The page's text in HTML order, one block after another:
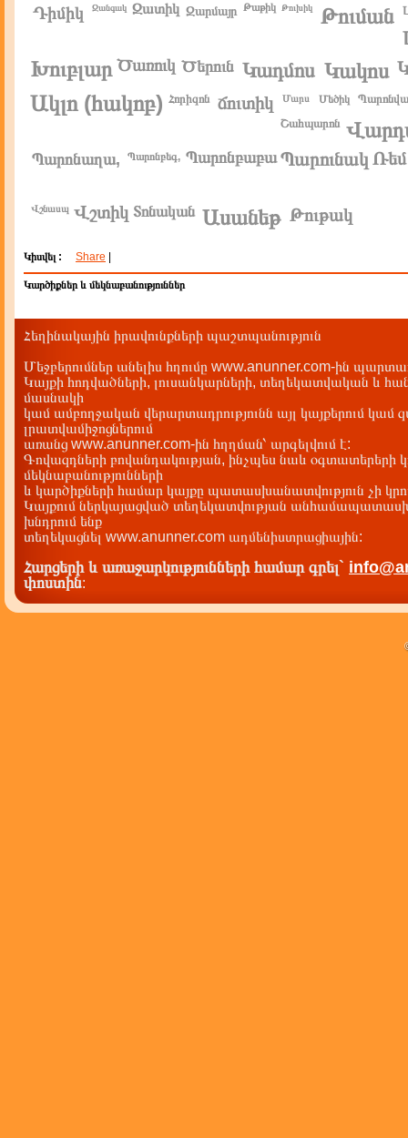
Դիմիկ Զանգակ Զատիկ Զարմայր Թաթիկ Թուխիկ Թուման
Խուբլար Ծառուկ Ծերուն Կադմոս Կակոս
Ակլո (հակոբ) Հորիզոն ճուտիկ Մարս Մեծիկ
Շահպարոն
Պարոնաղա, Պարոնբեգ, Պարոնբաբա Պարունակ Ռեմ
Վշնասպ Վշտիկ Տոնական Ասանեթ Թութակ
Կիսվել : Share
Կարծիքներ և մեկնաբանություններ
Հեղինակային իրավունքների պաշտպանություն
Մեջբերումներ անելիս հղումը www.anunner.com-ին
Կայքի հոդվածների, լուսանկարների, տեղեկատվական և
մասնակի
կամ ամբողջական վերարտադրությունն այլ կայքերում կամ
լրատվամիջոցներում
առանց www.anunner.com-ին հղղման՝ արգելվում է:
Գովազդների բովանդակության, ինչպես նաև օգտատերերի
մեկնաբանությունների
և կարծիքների համար կայքը պատասխանատվություն չի
Կայքում ներկայացված տեղեկատվության
խնդրում ենք
տեղեկացնել www.anunner.com ադմենիստրացիային:
Հարցերի և առաջարկությունների համար գրել`
փոստին: